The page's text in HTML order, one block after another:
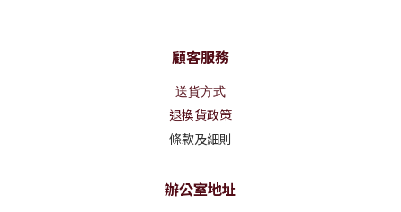
顧客服務
送貨方式
退換貨政策
條款及細則
辦公室地址